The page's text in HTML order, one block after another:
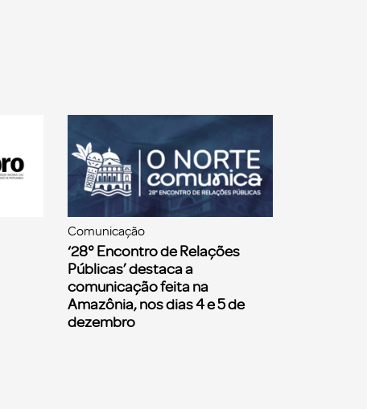
Comunicação
‘28° Encontro de Relações
Públicas’ destaca a
comunicação feita na
Amazônia, nos dias 4 e 5 de
dezembro